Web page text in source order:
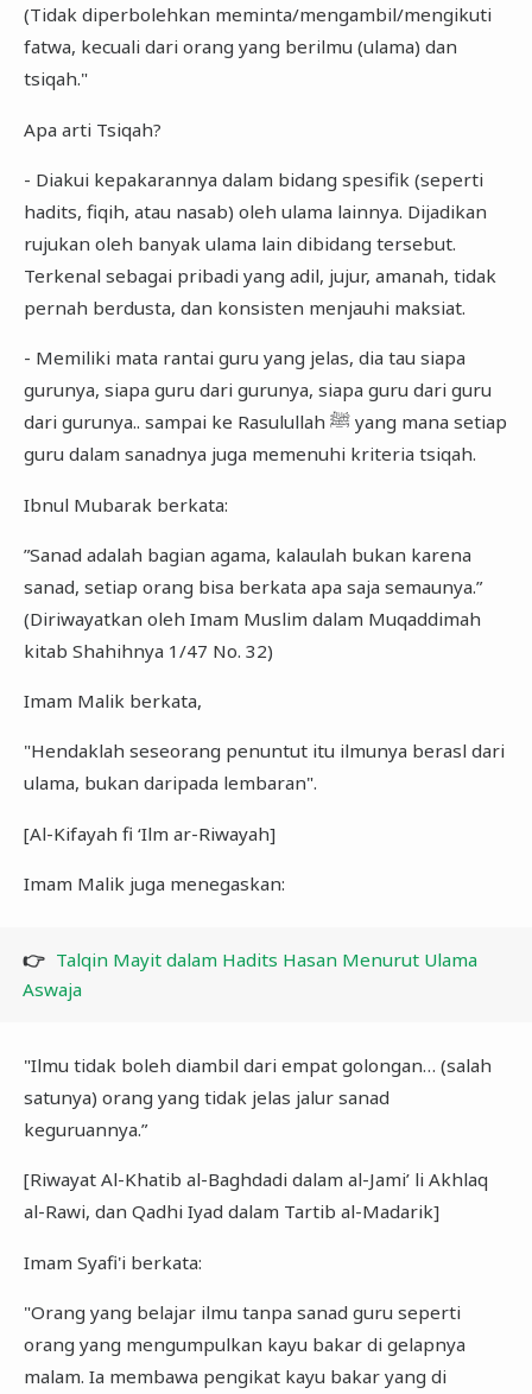
(Tidak diperbolehkan meminta/mengambil/mengikuti
fatwa, kecuali dari orang yang berilmu (ulama) dan
tsiqah."
Apa arti Tsiqah?
- Diakui kepakarannya dalam bidang spesifik (seperti
hadits, fiqih, atau nasab) oleh ulama lainnya. Dijadikan
rujukan oleh banyak ulama lain dibidang tersebut.
Terkenal sebagai pribadi yang adil, jujur, amanah, tidak
pernah berdusta, dan konsisten menjauhi maksiat.
- Memiliki mata rantai guru yang jelas, dia tau siapa
gurunya, siapa guru dari gurunya, siapa guru dari guru
dari gurunya.. sampai ke Rasulullah ﷺ yang mana setiap
guru dalam sanadnya juga memenuhi kriteria tsiqah.
Ibnul Mubarak berkata:
”Sanad adalah bagian agama, kalaulah bukan karena
sanad, setiap orang bisa berkata apa saja semaunya.”
(Diriwayatkan oleh Imam Muslim dalam Muqaddimah
kitab Shahihnya 1/47 No. 32)
Imam Malik berkata,
"Hendaklah seseorang penuntut itu ilmunya berasl dari
ulama, bukan daripada lembaran".
[Al-Kifayah fi ‘Ilm ar-Riwayah]
Imam Malik juga menegaskan:
👉 Talqin Mayit dalam Hadits Hasan Menurut Ulama
Aswaja
"Ilmu tidak boleh diambil dari empat golongan… (salah
satunya) orang yang tidak jelas jalur sanad
keguruannya.”
[Riwayat Al-Khatib al-Baghdadi dalam al-Jami’ li Akhlaq
al-Rawi, dan Qadhi Iyad dalam Tartib al-Madarik]
Imam Syafi'i berkata:
"Orang yang belajar ilmu tanpa sanad guru seperti
orang yang mengumpulkan kayu bakar di gelapnya
malam. Ia membawa pengikat kayu bakar yang di